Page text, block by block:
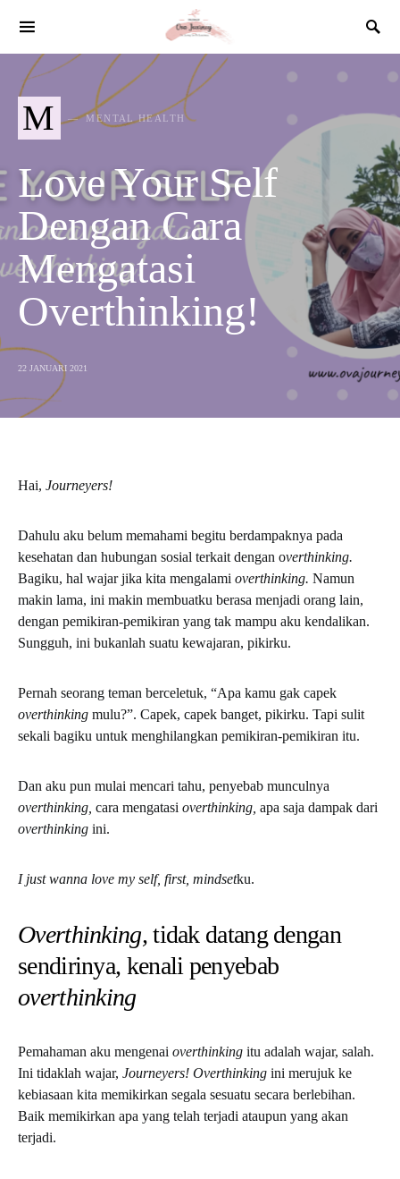
SEARCH FOR:
M MENTAL HEALTH
Love Your Self
Dengan Cara
Mengatasi
Overthinking!
22 JANUARI 2021
Hai, Journeyers!
Dahulu aku belum memahami begitu berdampaknya pada
kesehatan dan hubungan sosial terkait dengan overthinking.
Bagiku, hal wajar jika kita mengalami overthinking. Namun
makin lama, ini makin membuatku berasa menjadi orang lain,
dengan pemikiran-pemikiran yang tak mampu aku kendalikan.
Sungguh, ini bukanlah suatu kewajaran, pikirku.
Pernah seorang teman berceletuk, “Apa kamu gak capek
overthinking mulu?”. Capek, capek banget, pikirku. Tapi sulit
sekali bagiku untuk menghilangkan pemikiran-pemikiran itu.
Dan aku pun mulai mencari tahu, penyebab munculnya
overthinking, cara mengatasi overthinking, apa saja dampak dari
overthinking ini.
I just wanna love my self, first, mindsetku.
Overthinking,tidak datang dengan
sendirinya, kenali penyebab
overthinking
Pemahaman aku mengenai overthinking itu adalah wajar, salah.
Ini tidaklah wajar, Journeyers! Overthinking ini merujuk ke
kebiasaan kita memikirkan segala sesuatu secara berlebihan.
Baik memikirkan apa yang telah terjadi ataupun yang akan
terjadi.